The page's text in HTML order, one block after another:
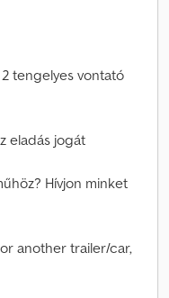
tengelyes vontató
eladás jogát
Hívjon minket
another trailer/car,